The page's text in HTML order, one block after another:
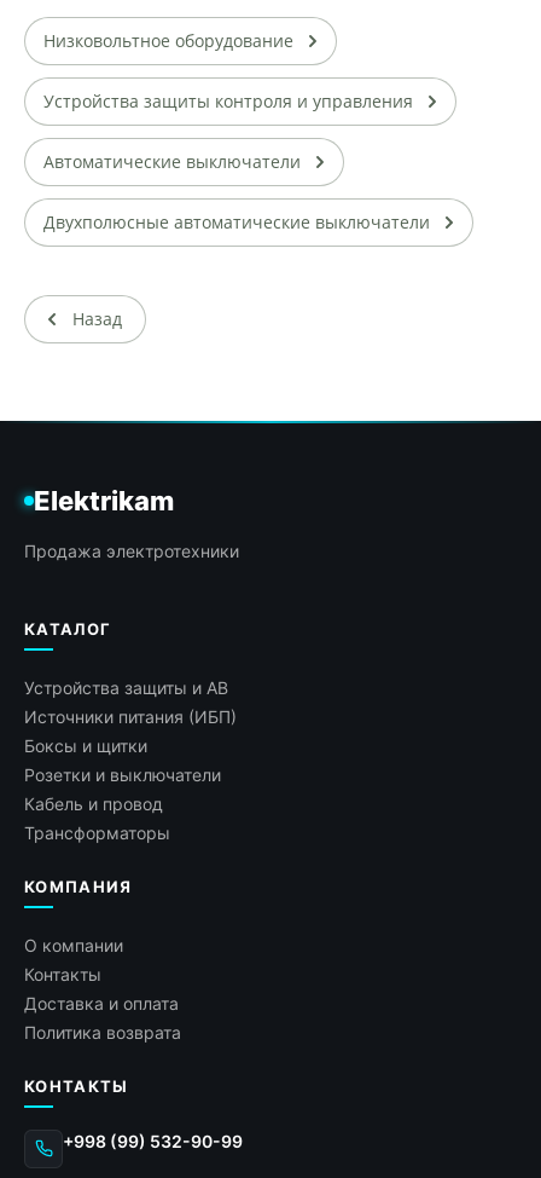
Низковольтное оборудование
Устройства защиты контроля и управления
Автоматические выключатели
Двухполюсные автоматические выключатели
Назад
Elektrikam
Продажа электротехники
КАТАЛОГ
Устройства защиты и АВ
Источники питания (ИБП)
Боксы и щитки
Розетки и выключатели
Кабель и провод
Трансформаторы
КОМПАНИЯ
О компании
Контакты
Доставка и оплата
Политика возврата
КОНТАКТЫ
+998 (99) 532-90-99